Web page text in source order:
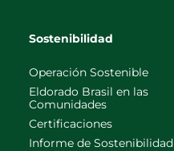
Sostenibilidad
Operación Sostenible
Eldorado Brasil en las
Comunidades
Certificaciones
Informe de Sostenibilidad